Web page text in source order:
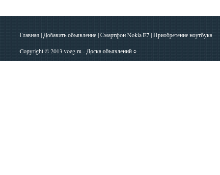
Главная|Добавить объявление|Смартфон Nokia E7|Приобретение ноутбука
Copyright © 2013 voeg.ru - Доска объявлений ○